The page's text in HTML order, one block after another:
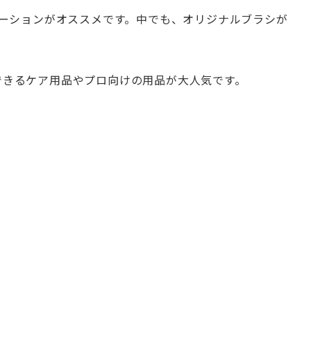
ョンがオススメです。中でも、オリジナルブラシが
ケア用品やプロ向けの用品が大人気です。